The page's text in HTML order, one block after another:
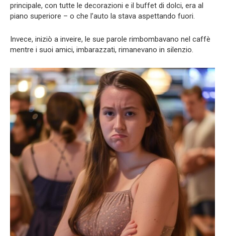
principale, con tutte le decorazioni e il buffet di dolci, era al
piano superiore – o che l’auto la stava aspettando fuori.
Invece, iniziò a inveire, le sue parole rimbombavano nel caffè
mentre i suoi amici, imbarazzati, rimanevano in silenzio.